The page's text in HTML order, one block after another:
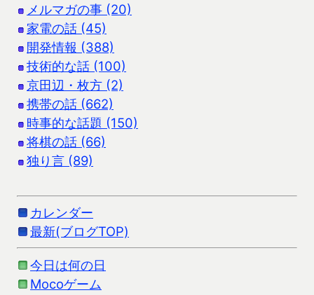
メルマガの事 (20)
家電の話 (45)
開発情報 (388)
技術的な話 (100)
京田辺・枚方 (2)
携帯の話 (662)
時事的な話題 (150)
将棋の話 (66)
独り言 (89)
カレンダー
最新(ブログTOP)
今日は何の日
Mocoゲーム